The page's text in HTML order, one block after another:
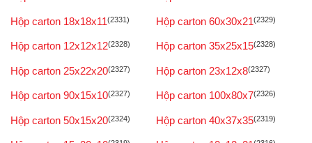
Hộp carton 18x18x11(2331) Hộp carton 60x30x21(2329)
Hộp carton 12x12x12(2328) Hộp carton 35x25x15(2328)
Hộp carton 25x22x20(2327) Hộp carton 23x12x8(2327)
Hộp carton 90x15x10(2327) Hộp carton 100x80x7(2326)
Hộp carton 50x15x20(2324) Hộp carton 40x37x35(2319)